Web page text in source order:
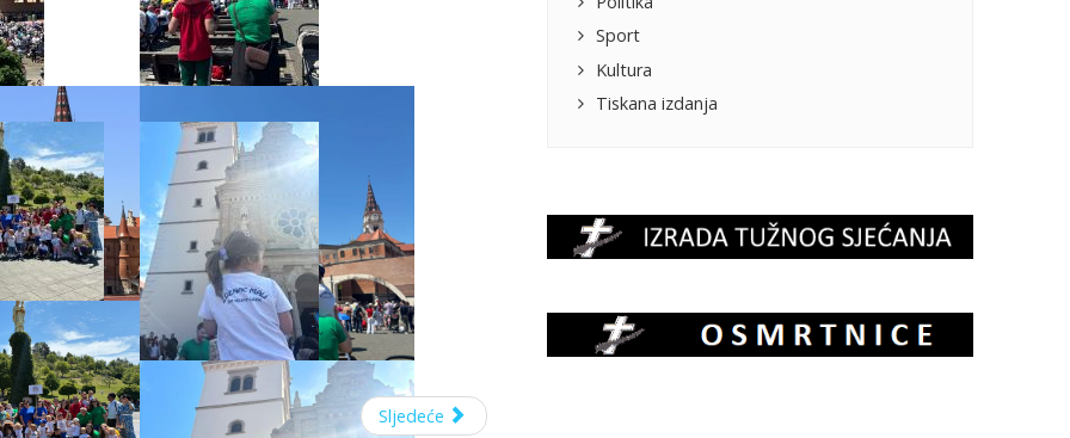
Sljedeće
Sport
Kultura
Tiskana izdanja